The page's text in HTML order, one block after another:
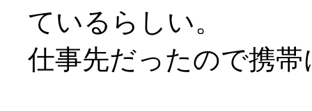
ているらしい。
仕事先だったので携